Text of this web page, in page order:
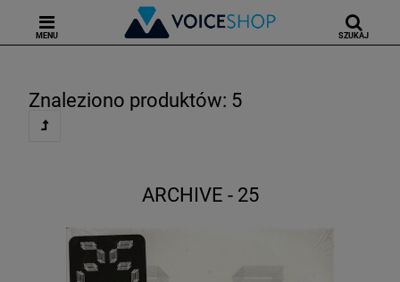
MENU SZUKAJ
Znaleziono produktów: 5
ARCHIVE - 25